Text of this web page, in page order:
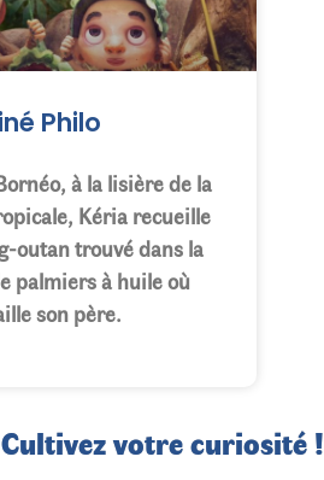
Philo
à la lisière de la
Kéria recueille
outan trouvé dans la
palmiers à huile où
son père.
Cultivez votre curiosité !